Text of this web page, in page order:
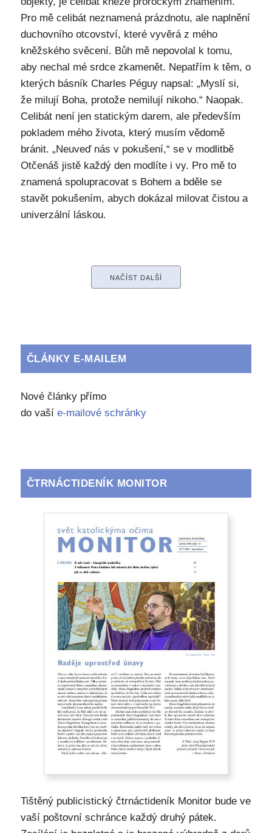
Pro mě celibát neznamená prázdnotu, ale naplnění
duchovního otcovství, které vyvěrá z mého
kněžského svěcení. Bůh mě nepovolal k tomu,
aby nechal mé srdce zkamenět. Nepatřím k těm, o
kterých básník Charles Péguy napsal: „Myslí si,
že milují Boha, protože nemilují nikoho.“ Naopak.
Celibát není jen statickým darem, ale především
pokladem mého života, který musím vědomě
bránit. „Neuveď nás v pokušení,“ se v modlitbě
Otčenáš jistě každý den modlíte i vy. Pro mě to
znamená spolupracovat s Bohem a bděle se
stavět pokušením, abych dokázal milovat čistou a
univerzální láskou.
NAČÍST DALŠÍ
ČLÁNKY E-MAILEM
Nové články přímo
do vaší e-mailové schránky
ČTRNÁCTIDENÍK MONITOR
Tištěný publicistický čtrnáctideník Monitor bude ve
vaší poštovní schránce každý druhý pátek.